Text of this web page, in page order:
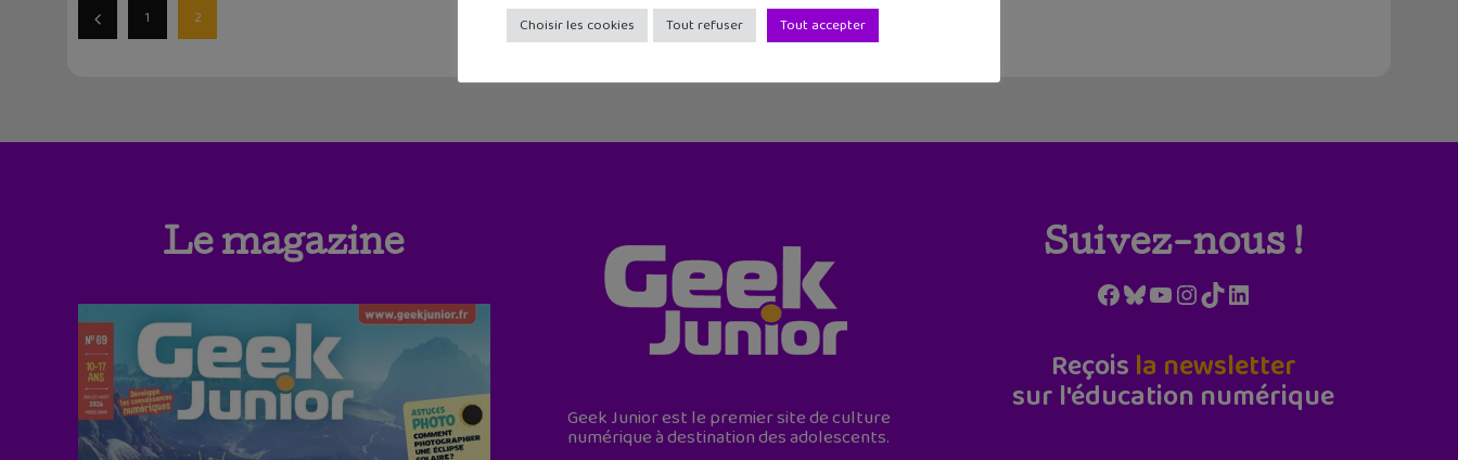
1 2
Le magazine
Geek Junior est le premier site de culture
numérique à destination des adolescents.
Suivez-nous !
Facebook
Bluesky
YouTube
Instagram
TikTokLinkedIn
Reçois la newsletter
sur l'éducation numérique
Choisir les cookies Tout refuser Tout accepter